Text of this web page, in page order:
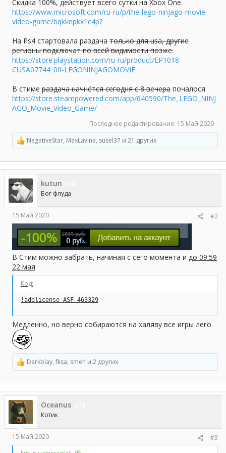
Скидка 100%, действует всего сутки на Xbox One.
https://www.microsoft.com/ru-ru/p/the-lego-ninjago-movie-
video-game/bqkknpkx1c4p?
На Ps4 стартовала раздача только для usa, другие
регионы подключат по всей видимости позже.
https://store.playstation.com/ru-ru/product/EP1018-
CUSA07744_00-LEGONINJAGOMOVIE
В стиме раздача начнётся сегодня с 8 вечера почалося
https://store.steampowered.com/app/640590/The_LEGO_NINJ
AGO_Movie_Video_Game/
Последнее редактирование: 15 Май 2020
Р
е
а
к
ц
и
и
:
NegativeStar, MaxLavina, susel37 и 21 других
kutun
Бог флуда
15 Май 2020 #2
В Стим можно забрать, начиная с сего момента и до 09:59
22 мая
Код:
!addlicense ASF 463329
Медленно, но верно собираются на халяву все игры лего
Р
е
а
к
ц
и
и
:
Darkblay, fksa, smeh и 2 других
Oceanus
Котик
15 Май 2020
#3